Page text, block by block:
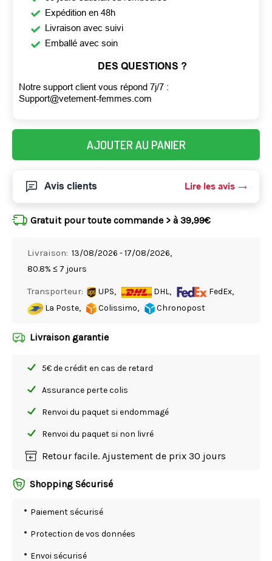
Expédition en 48h
Livraison avec suivi
Emballé avec soin
DES QUESTIONS ?
Notre support client vous répond 7j/7 :
Support@vetement-femmes.com
AJOUTER AU PANIER
Avis clients Lire les avis
Gratuit pour toute commande > à 39,99€
Livraison: 13/08/2026 - 17/08/2026,
80.8% ≤ 7 jours
Transporteur: UPS, DHL,
FedEx,
La Poste,
Colissimo, Chronopost
Livraison garantie
5€ de crédit en cas de retard
Assurance perte colis
Renvoi du paquet si endommagé
Renvoi du paquet si non livré
Retour facile. Ajustement de prix 30 jours
Shopping Sécurisé
Paiement sécurisé
Protection de vos données
Envoi sécurisé